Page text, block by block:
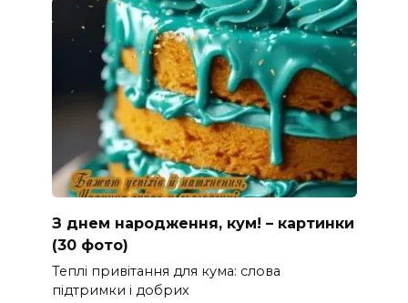
З днем народження, кум! – картинки
(30 фото)
Теплі привітання для кума: слова
підтримки і добрих